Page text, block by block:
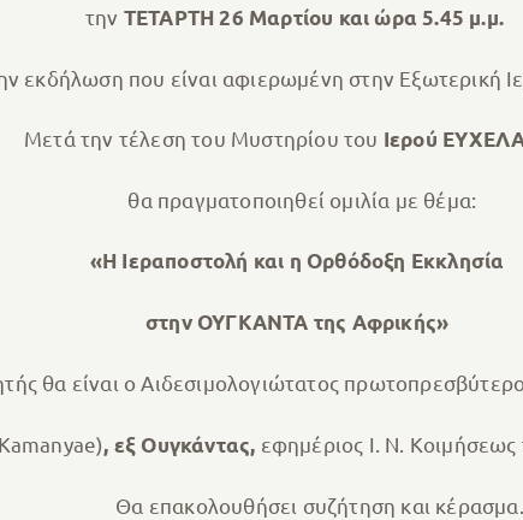
την ΤΕΤΑΡΤΗ 26 Μαρτίου και ώρα 5.45 μ.μ.
που είναι αφιερωμένη στην Εξωτερική
την τέλεση του Μυστηρίου του Ιερού
θα πραγματοποιηθεί ομιλία με θέμα:
«Η Ιεραποστολή και η Ορθόδοξη Εκκλησία
στην ΟΥΓΚΑΝΤΑ της Αφρικής»
θα είναι ο Αιδεσιμολογιώτατος
, εξ Ουγκάντας, εφημέριος Ι. Ν.
Θα επακολουθήσει συζήτηση και κέρασμα.